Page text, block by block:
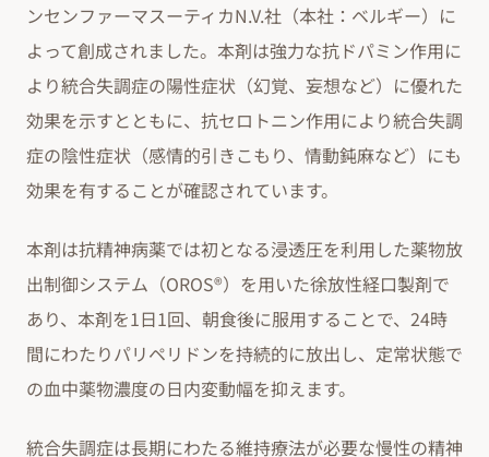
ンセンファーマスーティカN.V.社（本社：ベルギー）に
よって創成されました。本剤は強力な抗ドパミン作用に
より統合失調症の陽性症状（幻覚、妄想など）に優れた
効果を示すとともに、抗セロトニン作用により統合失調
症の陰性症状（感情的引きこもり、情動鈍麻など）にも
効果を有することが確認されています。
本剤は抗精神病薬では初となる浸透圧を利用した薬物放
出制御システム（OROS®）を用いた徐放性経口製剤で
あり、本剤を1日1回、朝食後に服用することで、24時
間にわたりパリペリドンを持続的に放出し、定常状態で
の血中薬物濃度の日内変動幅を抑えます。
統合失調症は長期にわたる維持療法が必要な慢性の精神